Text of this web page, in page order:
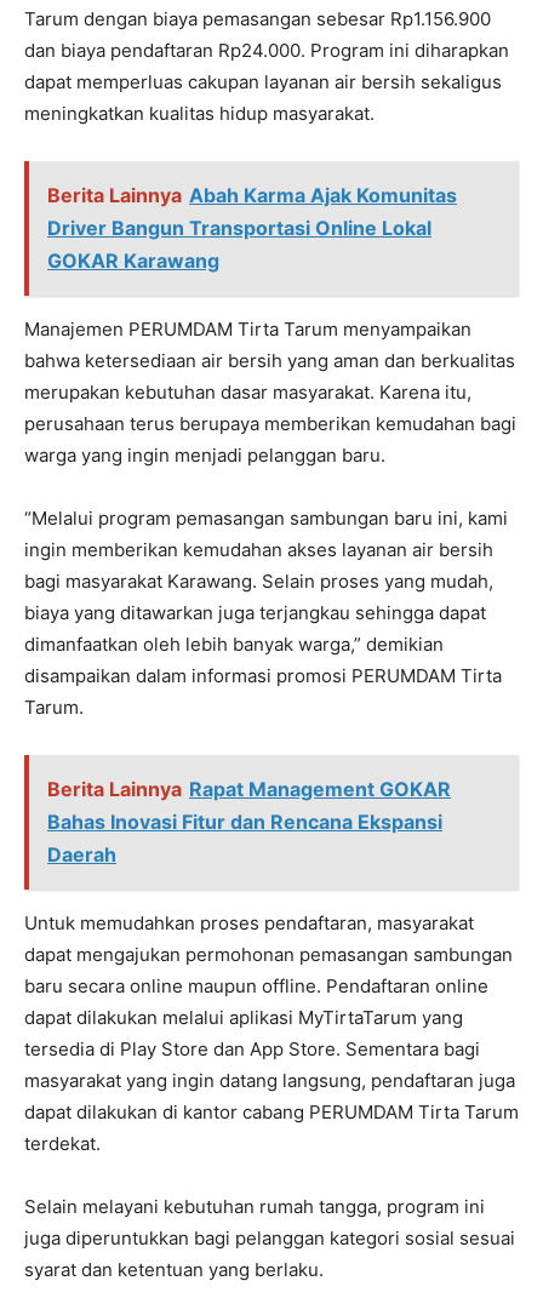
Tarum dengan biaya pemasangan sebesar Rp1.156.900
dan biaya pendaftaran Rp24.000. Program ini diharapkan
dapat memperluas cakupan layanan air bersih sekaligus
meningkatkan kualitas hidup masyarakat.
Berita Lainnya Abah Karma Ajak Komunitas
Driver Bangun Transportasi Online Lokal
GOKAR Karawang
Manajemen PERUMDAM Tirta Tarum menyampaikan
bahwa ketersediaan air bersih yang aman dan berkualitas
merupakan kebutuhan dasar masyarakat. Karena itu,
perusahaan terus berupaya memberikan kemudahan bagi
warga yang ingin menjadi pelanggan baru.
“Melalui program pemasangan sambungan baru ini, kami
ingin memberikan kemudahan akses layanan air bersih
bagi masyarakat Karawang. Selain proses yang mudah,
biaya yang ditawarkan juga terjangkau sehingga dapat
dimanfaatkan oleh lebih banyak warga,” demikian
disampaikan dalam informasi promosi PERUMDAM Tirta
Tarum.
Berita Lainnya Rapat Management GOKAR
Bahas Inovasi Fitur dan Rencana Ekspansi
Daerah
Untuk memudahkan proses pendaftaran, masyarakat
dapat mengajukan permohonan pemasangan sambungan
baru secara online maupun offline. Pendaftaran online
dapat dilakukan melalui aplikasi MyTirtaTarum yang
tersedia di Play Store dan App Store. Sementara bagi
masyarakat yang ingin datang langsung, pendaftaran juga
dapat dilakukan di kantor cabang PERUMDAM Tirta Tarum
terdekat.
Selain melayani kebutuhan rumah tangga, program ini
juga diperuntukkan bagi pelanggan kategori sosial sesuai
syarat dan ketentuan yang berlaku.